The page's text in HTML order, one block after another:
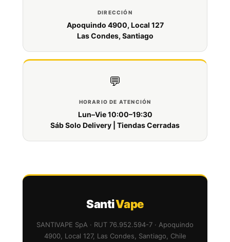
DIRECCIÓN
Apoquindo 4900, Local 127
Las Condes, Santiago
💬
HORARIO DE ATENCIÓN
Lun–Vie 10:00–19:30
Sáb Solo Delivery | Tiendas Cerradas
SantiVape
SANTIVAPE SpA · RUT 76.952.594-7 · Apoquindo
4900, Local 127, Las Condes, Santiago, Chile